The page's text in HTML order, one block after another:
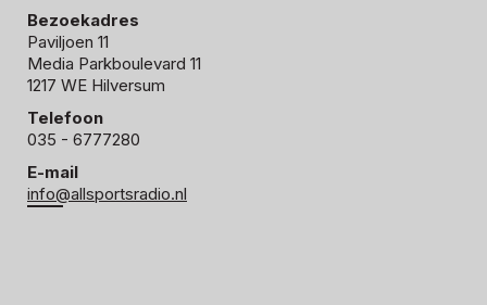
Bezoekadres
Paviljoen 11
Media Parkboulevard 11
1217 WE Hilversum
Telefoon
035 - 6777280
E-mail
info@allsportsradio.nl